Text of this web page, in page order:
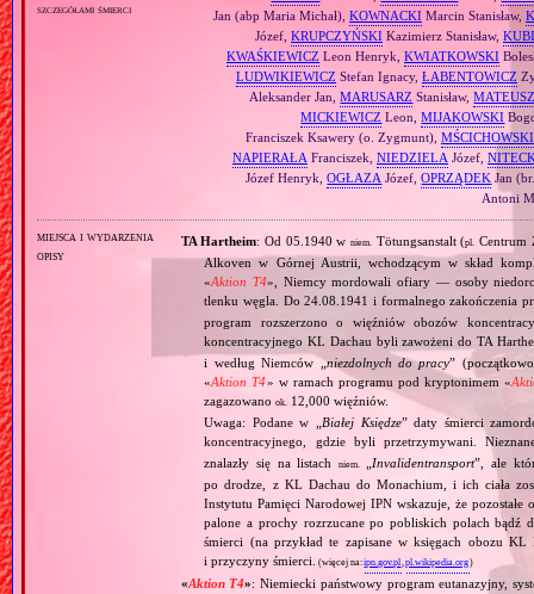
szczegółami śmierci
Jan (abp Maria Michał), KOWNACKIMarcin Stanisław,
Józef, KRUPCZYŃSKIKazimierz Stanisław,
KWAŚKIEWICZ Leon Henryk, KWIATKOWSKI
LUDWIKIEWICZ Stefan Ignacy, ŁABENTOWICZ
Aleksander Jan,MARUSARZ Stanisław,
MICKIEWICZ Leon,MIJAKOWSKI
Franciszek Ksawery (o. Zygmunt), MŚCICHOWSKI
NAPIERAŁAFranciszek, NIEDZIELAJózef,
Józef Henryk,OGŁAZA Józef,OPRZĄDEK Jan
Antoni
miejsca i wydarzenia
opisy
TA Hartheim: Od 05.1940 w niem. Tötungsanstalt (pl. Centrum
Alkoven w Górnej Austrii, wchodzącym w skład
«Aktion T4», Niemcy mordowali ofiary — osoby
tlenku węgla. Do 24.08.1941 i formalnego zakończenia
program rozszerzono o więźniów obozów
koncentracyjnego KL Dachau byli zawożeni do TA
i według Niemców „niezdolnych do pracy”
«Aktion T4» w ramach programu pod kryptonimem «
zagazowanook. 12,000 więźniów.
Uwaga: Podane w „ Białej Księdze” daty śmierci
koncentracyjnego, gdzie byli przetrzymywani.
znalazły się na listach
niem. Invalidentransport”, ale
po drodze, z KL Dachau do Monachium, i ich ciała
Instytutu Pamięci Narodowej IPN wskazuje, że
palone a prochy rozrzucane po pobliskich polach bądź
śmierci (na przykład te zapisane w księgach obozu
i przyczyny śmierci.
(więcej na:ipn.gov.pl,pl.wikipedia.org)
«Aktion T4»: Niemiecki państwowy program eutanazyjny,